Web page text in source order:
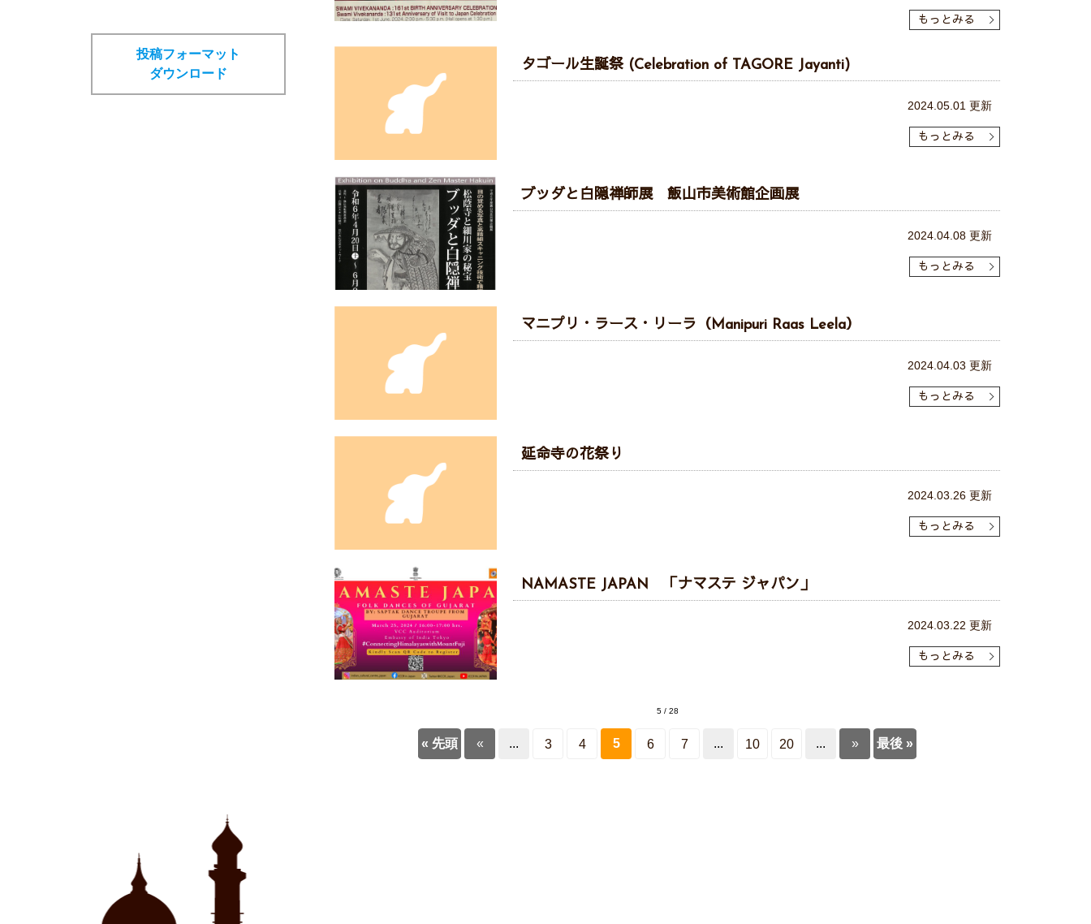
投稿フォーマット
ダウンロード
もっとみる
タゴール生誕祭 (Celebration of TAGORE Jayanti)
2024.05.01 更新
もっとみる
ブッダと白隠禅師展 飯山市美術館企画展
2024.04.08 更新
もっとみる
マニプリ・ラース・リーラ（Manipuri Raas Leela）
2024.04.03 更新
もっとみる
延命寺の花祭り
2024.03.26 更新
もっとみる
NAMASTE JAPAN 「ナマステ ジャパン」
2024.03.22 更新
もっとみる
5 / 28
« 先頭 « ... 3 4 5 6 7 ... 10 20 ... » 最後 »